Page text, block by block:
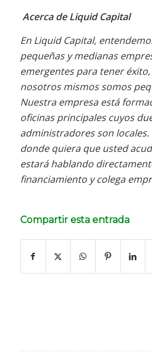
Acerca de Liquid Capital
En Liquid Capital,
pequeñas y medianas
emergentes para tener
nosotros mismos somos
Nuestra empresa está
oficinas principales cuyos
administradores son locales.
donde quiera que usted
estará hablando
financiamiento y colega
Compartir esta entrada